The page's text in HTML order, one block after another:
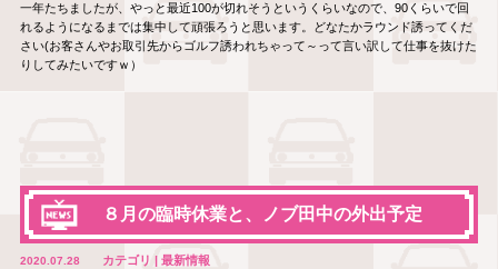
一年たちましたが、やっと最近100が切れそうというくらいなので、90くらいで回
れるようになるまでは集中して頑張ろうと思います。どなたかラウンド誘ってくだ
さい(お客さんやお取引先からゴルフ誘われちゃって～って言い訳して仕事を抜けた
りしてみたいですｗ）
８月の臨時休業と、ノブ田中の外出予定
2020.07.28 カテゴリ | 最新情報